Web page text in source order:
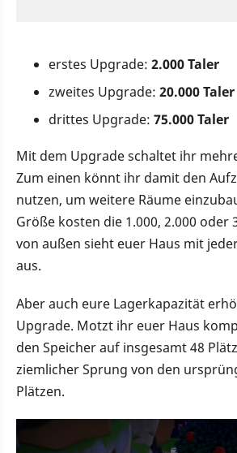
erstes Upgrade: 2.000 Taler
zweites Upgrade: 20.000 Taler
drittes Upgrade: 75.000 Taler
Mit dem Upgrade schaltet ihr
Zum einen könnt ihr damit den
nutzen, um weitere Räume
Größe kosten die 1.000, 2.000 oder
von außen sieht euer Haus mit
aus.
Aber auch eure Lagerkapazität
Upgrade. Motzt ihr euer Haus
den Speicher auf insgesamt 48
ziemlicher Sprung von den
Plätzen.